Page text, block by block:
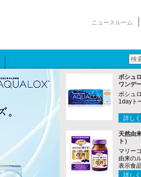
ニュースルーム
ボシュ
ワンデ
ボシュ
1dayト
詳し
天然由
ト）
マリー
由来の
表示食品
詳し